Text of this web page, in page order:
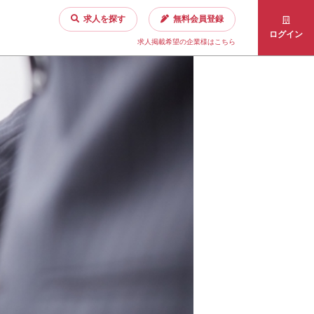
求人を探す 無料会員登録
求人掲載希望の企業様はこちら
ログイン